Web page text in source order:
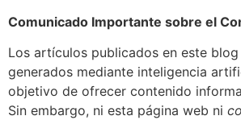
Comunicado Importante sobre el
Los artículos publicados en este blog
generados mediante inteligencia
objetivo de ofrecer contenido
Sin embargo, ni esta página web ni